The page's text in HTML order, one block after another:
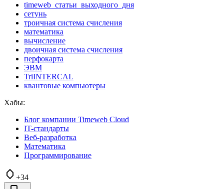
timeweb_статьи_выходного_дня
сетунь
троичная система счисления
математика
вычисление
двоичная система счисления
перфокарта
ЭВМ
TriINTERCAL
квантовые компьютеры
Хабы:
Блог компании Timeweb Cloud
IT-стандарты
Веб-разработка
Математика
Программирование
+34